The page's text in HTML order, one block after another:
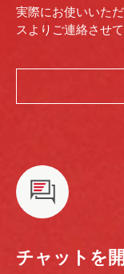
実際にお使いいた
スよりご連絡させ
チャットを